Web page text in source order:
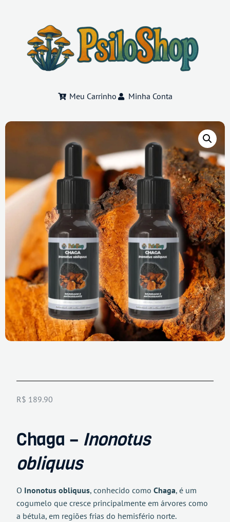
Meu Carrinho Minha Conta
R$ 189.90
Chaga – Inonotus
obliquus
O Inonotus obliquus, conhecido como Chaga, é um
cogumelo que cresce principalmente em árvores como
a bétula, em regiões frias do hemisfério norte.